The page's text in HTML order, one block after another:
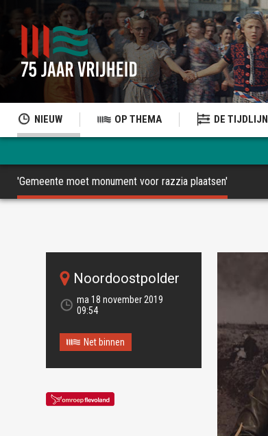
NIEUW OP THEMA DE TIJDLIJN
'Gemeente moet monument voor razzia plaatsen'
Noordoostpolder
ma 18 november 2019
09:54
Net binnen